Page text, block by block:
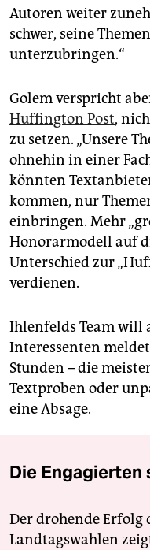
Autoren weiter
schwer, seine
unterzubringen.“
Golem verspricht
Huffington Post,
zu setzen. „Unsere
ohnehin in einer
könnten
kommen, nur
einbringen. Mehr
Honorarmodell auf
Unterschied zur
verdienen.
Ihlenfelds Team will
Interessenten
Stunden – die
Textproben oder
eine Absage.
Die Engagierten
Der drohende Erfolg
Landtagswahlen